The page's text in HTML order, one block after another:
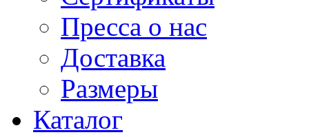
Пресса о нас
Доставка
Размеры
Каталог